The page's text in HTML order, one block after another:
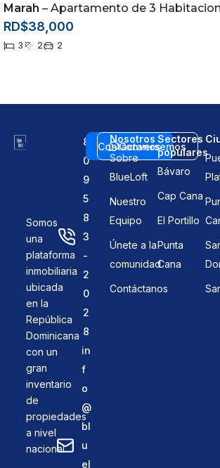
Marah – Apartamento de 3 Habitaciones con Patio Privado en
RD$38,000
3 2 2
Somos
una
plataforma
inmobiliaria
ubicada
en la
República
Dominicana
con un
gran
inventario
de
propiedades
a nivel
nacional.
8
0
9
5
8
3
-
2
0
2
8
in
f
o
@
bl
u
el
Contáctanos
Conversemos
Nosotros
Sobre
BlueLoft
Nuestro
Equipo
Únete a la
comunidad
Contáctanos
Sectores
populares
Bávaro
Cap Cana
El Portillo
Punta
Cana